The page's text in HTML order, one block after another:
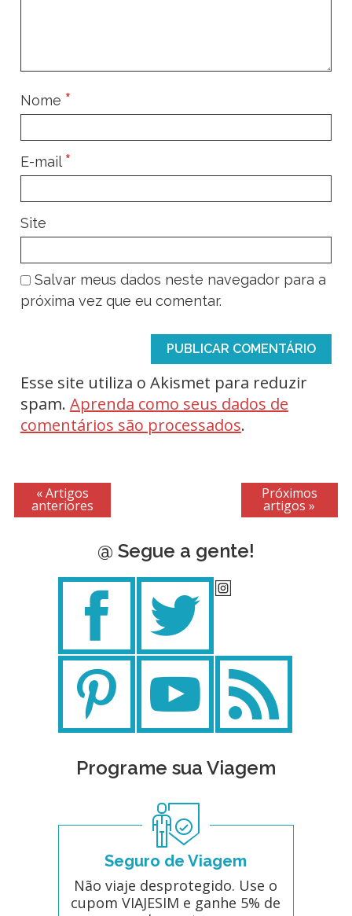
Nome *
E-mail *
Site
Salvar meus dados neste navegador para a
próxima vez que eu comentar.
Esse site utiliza o Akismet para reduzir
spam. Aprenda como seus dados de
comentários são processados.
« Artigos
anteriores
Próximos
artigos »
@ Segue a gente!
Programe sua Viagem
Seguro de Viagem
Não viaje desprotegido. Use o
cupom VIAJESIM e ganhe 5% de